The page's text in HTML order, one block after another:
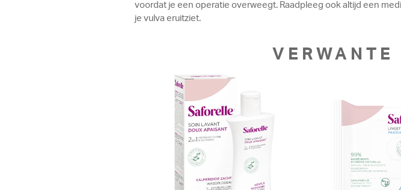
voordat je een operatie overweegt. Raadpleeg ook altijd een
je vulva eruitziet.
VERWANTE